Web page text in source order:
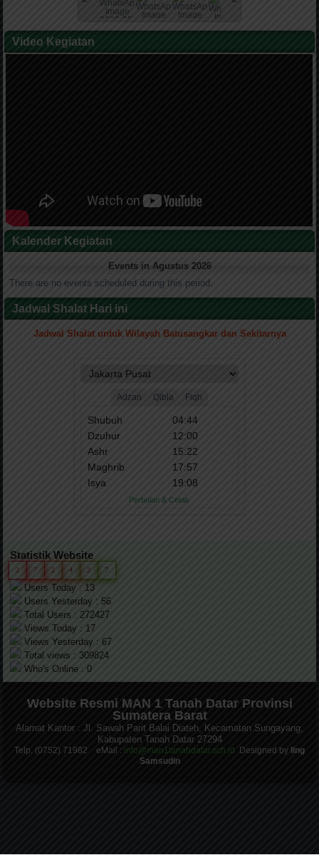
Video Kegiatan
Kalender Kegiatan
Events in Agustus 2026
There are no events scheduled during this period.
Jadwal Shalat Hari ini
Jadwal Shalat untuk Wilayah Batusangkar dan Sekitarnya
Statistik Website
2 7 2 4 2 7
Users Today : 13
Users Yesterday : 56
Total Users : 272427
Views Today : 17
Views Yesterday : 67
Total views : 309824
Who's Online : 0
Website Resmi MAN 1 Tanah Datar Provinsi
Sumatera Barat
Alamat Kantor : Jl. Sawah Parit Balai Diateh, Kecamatan Sungayang,
Kabupaten Tanah Datar 27294
Telp. (0752) 71982 eMail : info@man1tanahdatar.sch.id Designed by Iing
Samsudin